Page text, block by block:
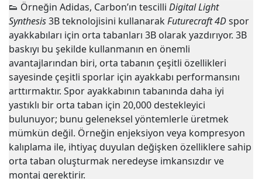
👟 Örneğin Adidas, Carbon’ın tescilli Digital Light
Synthesis3B teknolojisini kullanarakFuturecraft 4Dspor
ayakkabıları için orta tabanları 3B olarak yazdırıyor. 3B
baskıyı bu şekilde kullanmanın en önemli
avantajlarından biri, orta tabanın çeşitli özellikleri
sayesinde çeşitli sporlar için ayakkabı performansını
arttırmaktır. Spor ayakkabının tabanında daha iyi
yastıklı bir orta taban için 20,000 destekleyici
bulunuyor; bunu geleneksel yöntemlerle üretmek
mümkün değil. Örneğin enjeksiyon veya kompresyon
kalıplama ile, ihtiyaç duyulan değişken özelliklere sahip
orta taban oluşturmak neredeyse imkansızdır ve
montaj gerektirir.